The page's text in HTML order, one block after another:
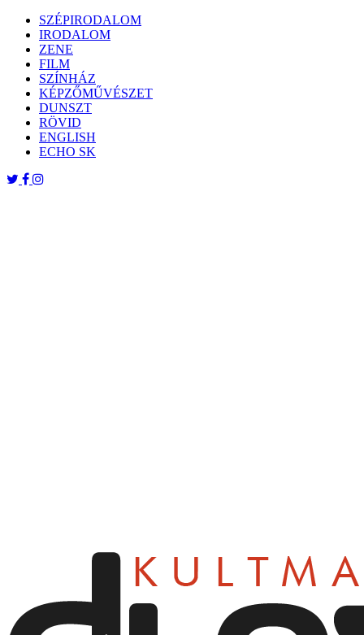
Skip
content
SZÉPIRODALOM
IRODALOM
ZENE
FILM
SZÍNHÁZ
KÉPZŐMŰVÉSZET
DUNSZT
RÖVID
ENGLISH
ECHO SK